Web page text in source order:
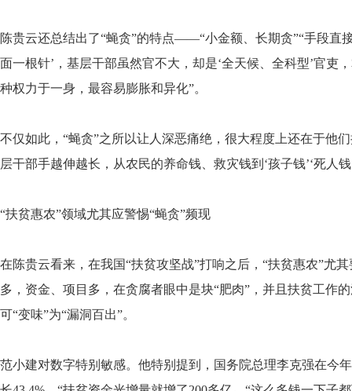
陈贵云还总结出了“蝇贪”的特点——“小金额、长期贪”“手段直
面一根针’，基层干部虽然官不大，却是‘全天候、全科型’官吏
种权力于一身，最容易膨胀和异化”。
不仅如此，“蝇贪”之所以让人深恶痛绝，很大程度上还在于他
层干部手越伸越长，从农民的养命钱、救灾钱到‘孩子钱’‘死人
“扶贫惠农”领域尤其应警惕“蝇贪”频现
在陈贵云看来，在我国“扶贫攻坚战”打响之后，“扶贫惠农”尤
多，资金、项目多，在贪腐者眼中是块“肥肉”，并且扶贫工作
可“变味”为“漏洞百出”。
范小建对数字特别敏感。他特别提到，国务院总理李克强在今